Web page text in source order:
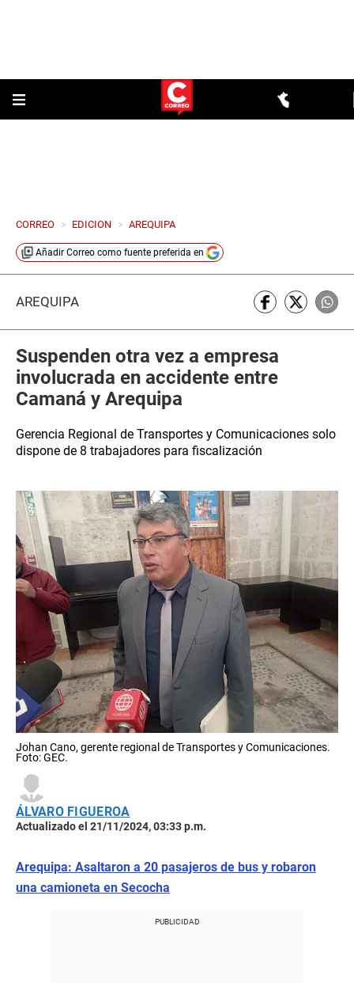
CORREO > EDICION > AREQUIPA
Añadir Correo como fuente preferida en
AREQUIPA
Suspenden otra vez a empresa
involucrada en accidente entre
Camaná y Arequipa
Gerencia Regional de Transportes y Comunicaciones solo
dispone de 8 trabajadores para fiscalización
Johan Cano, gerente regional de Transportes y Comunicaciones.
Foto: GEC.
ÁLVARO FIGUEROA
Actualizado el 21/11/2024, 03:33 p.m.
Arequipa: Asaltaron a 20 pasajeros de bus y robaron
una camioneta en Secocha